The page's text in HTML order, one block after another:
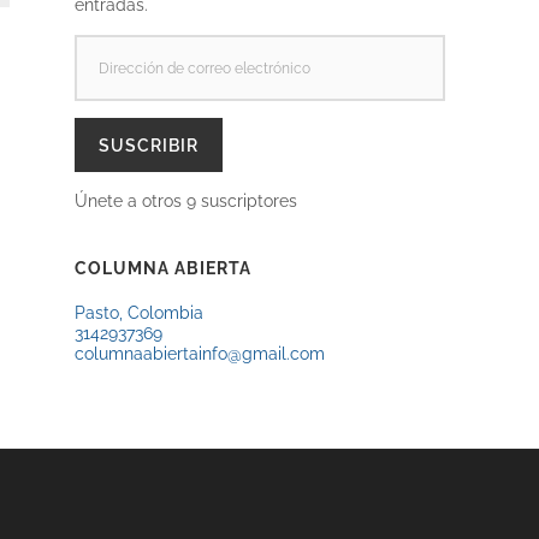
CORREO
SUSCRIBIR
Únete a otros 9 suscriptores
COLUMNA ABIERTA
Pasto, Colombia
3142937369
columnaabiertainfo@gmail.com